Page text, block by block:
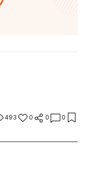
493 0 0 0